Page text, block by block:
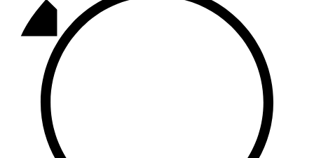
Базарлы матак
107,1 FM
Балык бистәсе
104,9 FM
Баулы